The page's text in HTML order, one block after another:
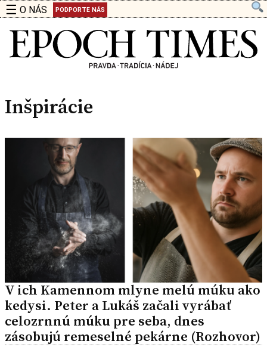
☰ O NÁS PODPORTE NÁS
Inšpirácie
V ich Kamennom mlyne melú múku ako
kedysi. Peter a Lukáš začali vyrábať
celozrnnú múku pre seba, dnes
zásobujú remeselné pekárne (Rozhovor)